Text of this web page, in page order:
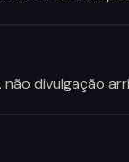
divulgação